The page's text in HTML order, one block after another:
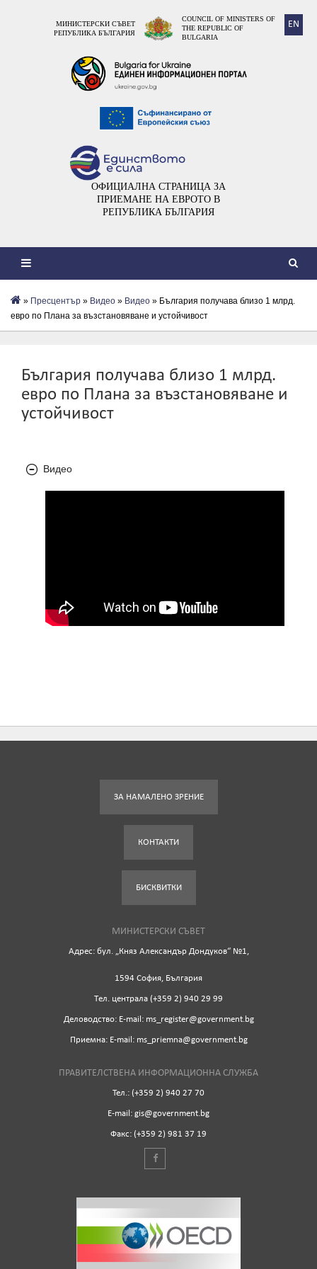
EN
МИНИСТЕРСКИ СЪВЕТ
РЕПУБЛИКА БЪЛГАРИЯ
COUNCIL OF MINISTERS OF
THE REPUBLIC OF
BULGARIA
ОФИЦИАЛНА СТРАНИЦА ЗА
ПРИЕМАНЕ НА ЕВРОТО В
РЕПУБЛИКА БЪЛГАРИЯ
» Пресцентър » Видеo » Видео » България получава близо 1 млрд.
евро по Плана за възстановяване и устойчивост
България получава близо 1 млрд.
евро по Плана за възстановяване и
устойчивост
Видео
ЗА НАМАЛЕНО ЗРЕНИЕ
КОНТАКТИ
БИСКВИТКИ
МИНИСТЕРСКИ СЪВЕТ
Адрес: бул. „Княз Александър Дондуков“ №1,
1594 София, България
Tел. централа (+359 2) 940 29 99
Деловодство: Е-mail: ms_register@government.bg
Приемна: Е-mail: ms_priemna@government.bg
ПРАВИТЕЛСТВЕНА ИНФОРМАЦИОННА СЛУЖБА
Тел.: (+359 2) 940 27 70
Е-mail: gis@government.bg
Факс: (+359 2) 981 37 19